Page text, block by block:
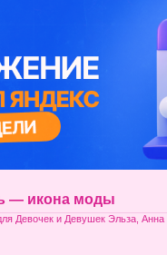
— икона моды
Девочек и Девушек Эльза,